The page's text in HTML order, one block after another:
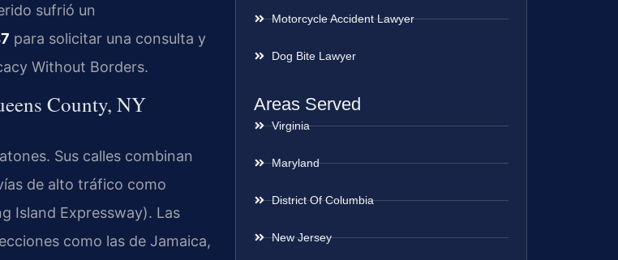
sufrió un
para solicitar una consulta y
Without Borders.
County, NY
Sus calles combinan
de alto tráfico como
Island Expressway). Las
como las de Jamaica,
Motorcycle Accident Lawyer
Dog Bite Lawyer
Areas Served
Virginia
Maryland
District Of Columbia
New Jersey